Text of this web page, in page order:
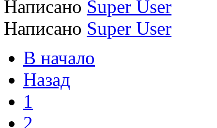
Написано Super User
Написано Super User
В начало
Назад
1
2